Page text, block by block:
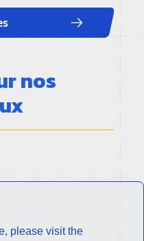
nos
please visit the